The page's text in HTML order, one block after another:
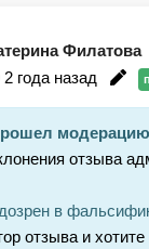
если
зрения.
это
Филатова
2 года назад
модерацию
отзыва
в
отзыва и хотите